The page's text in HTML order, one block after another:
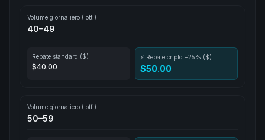
Volume giornaliero (lotti)
40–49
Rebate standard ($)
$40.00
⚡ Rebate cripto +25% ($)
$50.00
Volume giornaliero (lotti)
50–59